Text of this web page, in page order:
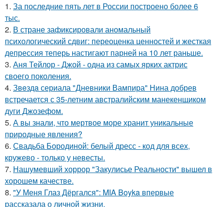
1. За последние пять лет в России построено более 6
тыс.
2. В стране зафиксировали аномальный
психологический сдвиг: переоценка ценностей и жесткая
депрессия теперь настигают парней на 10 лет раньше.
3. Аня Тейлор - Джой - одна из самых ярких актрис
своего поколения.
4. Звeздa сериала "Дневники Вампира" Нина добрев
встречается с 35-летним австралийским манекенщиком
дуги Джозефом.
5. А вы знали, что мертвое море хранит уникальные
природные явления?
6. Свадьба Бородиной: белый дресс - код для всех,
кружево - только у невесты.
7. Нашумевший хоррор "Закулисье Реальности" вышел в
хорошем качестве.
8. "У Меня Глаз Дёргался": MIA Boyka впервые
рассказала о личной жизни.